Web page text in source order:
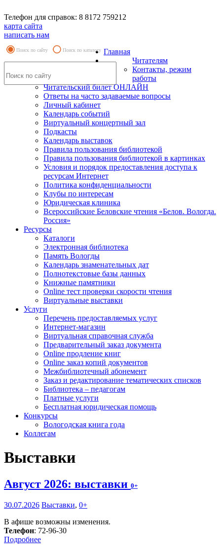
Телефон для справок: 8 8172 759212
карта сайта
написать нам
Поиск по сайту Поиск по каталогу Главная
Читателям
Контакты, режим
работы
Читательский билет ОНЛАЙН
Ответы на часто задаваемые вопросы
Личный кабинет
Календарь событий
Виртуальный концертный зал
Подкасты
Календарь выставок
Правила пользования библиотекой
Правила пользования библиотекой в картинках
Условия и порядок предоставления доступа к
ресурсам Интернет
Политика конфиденциальности
Клубы по интересам
Юридическая клиника
Всероссийские Беловские чтения «Белов. Вологда.
Россия»
Ресурсы
Каталоги
Электронная библиотека
Память Вологды
Календарь знаменательных дат
Полнотекстовые базы данных
Книжные памятники
Online тест проверки скорости чтения
Виртуальные выставки
Услуги
Перечень предоставляемых услуг
Интернет-магазин
Виртуальная справочная служба
Предварительный заказ документа
Online продление книг
Online заказ копий документов
Межбиблиотечный абонемент
Заказ и редактирование тематических списков
Библиотека – педагогам
Платные услуги
Бесплатная юридическая помощь
Конкурсы
Вологодская книга года
Коллегам
Выставки
Август 2026: выставки 0+
30.07.2026 Выставки, 0+
В афише возможны изменения.
Телефон: 72-96-30
Подробнее